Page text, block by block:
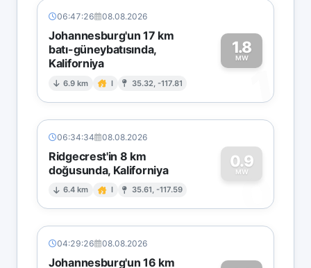
06:47:26 08.08.2026
Johannesburg'un 17 km
batı-güneybatısında,
Kaliforniya
6.9 km I 35.32, -117.81
1.8
MW
1
06:34:34 08.08.2026
Ridgecrest'in 8 km
doğusunda, Kaliforniya
6.4 km I 35.61, -117.59
0.9
MW
0
04:29:26 08.08.2026
Johannesburg'un 16 km